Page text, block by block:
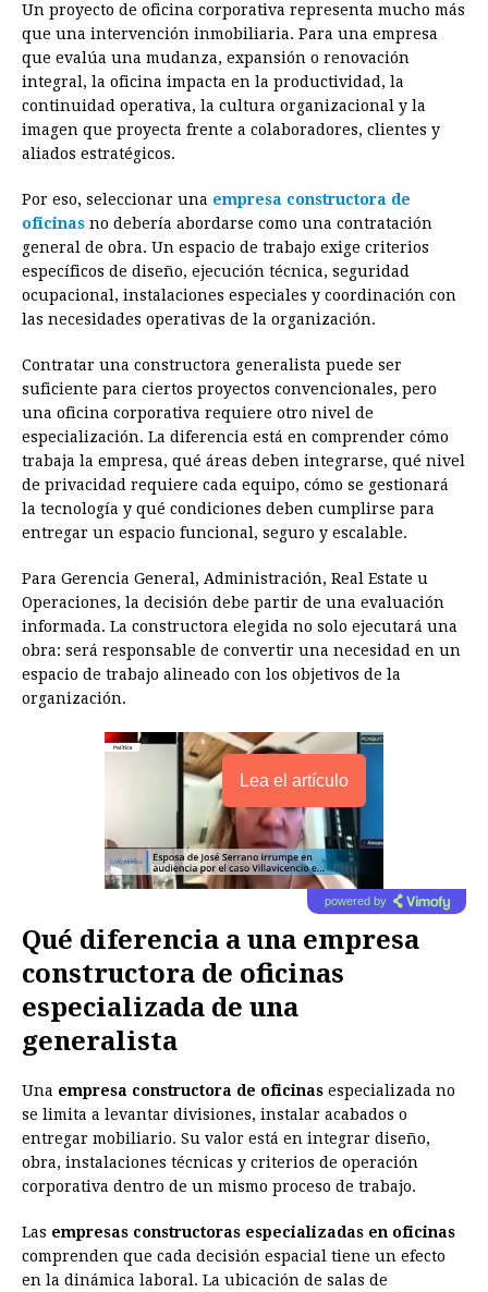
c
e
b
o
o
s
s
e
n
g
a
t
s
A
r
e
a
d
n
t
e
r
n
k
e
d
a
i
l
i
n
t
p
Un proyecto de oficina corporativa representa mucho más
que una intervención inmobiliaria. Para una empresa
que evalúa una mudanza, expansión o renovación
integral, la oficina impacta en la productividad, la
continuidad operativa, la cultura organizacional y la
imagen que proyecta frente a colaboradores, clientes y
aliados estratégicos.
Por eso, seleccionar una empresa constructora de
oficinas no debería abordarse como una contratación
general de obra. Un espacio de trabajo exige criterios
específicos de diseño, ejecución técnica, seguridad
ocupacional, instalaciones especiales y coordinación con
las necesidades operativas de la organización.
Contratar una constructora generalista puede ser
suficiente para ciertos proyectos convencionales, pero
una oficina corporativa requiere otro nivel de
especialización. La diferencia está en comprender cómo
trabaja la empresa, qué áreas deben integrarse, qué nivel
de privacidad requiere cada equipo, cómo se gestionará
la tecnología y qué condiciones deben cumplirse para
entregar un espacio funcional, seguro y escalable.
Para Gerencia General, Administración, Real Estate u
Operaciones, la decisión debe partir de una evaluación
informada. La constructora elegida no solo ejecutará una
obra: será responsable de convertir una necesidad en un
espacio de trabajo alineado con los objetivos de la
organización.
Lea el artículo
powered by
Qué diferencia a una empresa
constructora de oficinas
especializada de una
generalista
Una empresa constructora de oficinas especializada no
se limita a levantar divisiones, instalar acabados o
entregar mobiliario. Su valor está en integrar diseño,
obra, instalaciones técnicas y criterios de operación
corporativa dentro de un mismo proceso de trabajo.
Las empresas constructoras especializadas en oficinas
comprenden que cada decisión espacial tiene un efecto
en la dinámica laboral. La ubicación de salas de